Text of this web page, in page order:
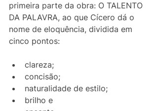
primeira parte da obra: O TALENTO
DA PALAVRA, ao que Cícero dá o
nome de eloquência, dividida em
cinco pontos:
clareza;
concisão;
naturalidade de estilo;
brilho e